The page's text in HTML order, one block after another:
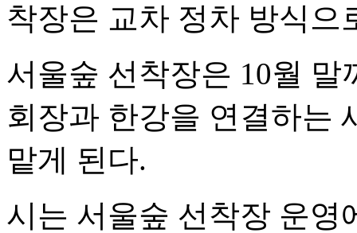
착장은 교차 정차 방식으
서울숲 선착장은 10월 말
회장과 한강을 연결하는
맡게 된다.
시는 서울숲 선착장 운영